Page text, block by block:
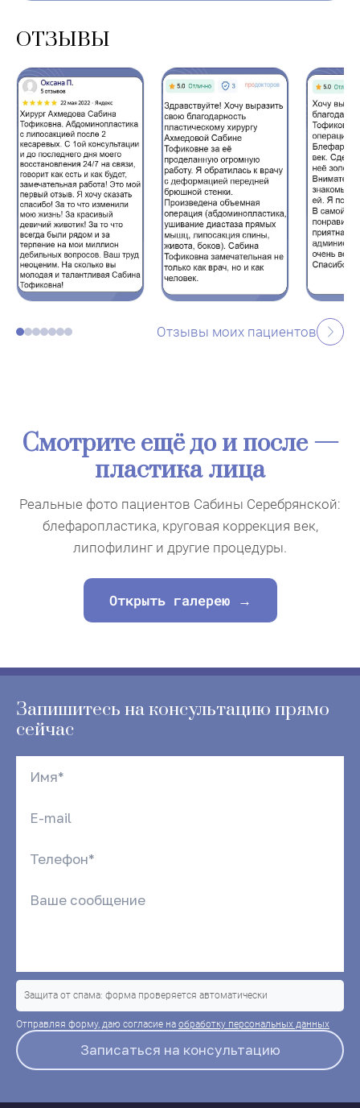
ОТЗЫВЫ
Отзывы моих пациентов
Смотрите ещё до и после —
пластика лица
Реальные фото пациентов Сабины Серебрянской:
блефаропластика, круговая коррекция век,
липофилинг и другие процедуры.
Открыть галерею →
Запишитесь на консультацию прямо
сейчас
Защита от спама: форма проверяется автоматически
Отправляя форму, даю согласие на обработку персональных данных